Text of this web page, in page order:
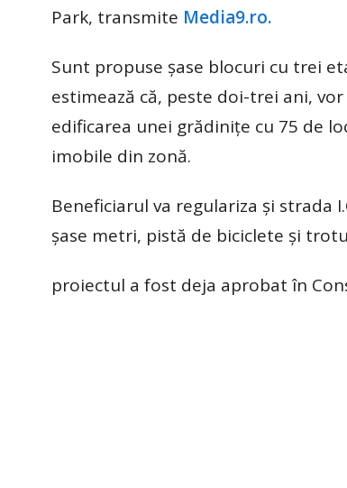
Park, transmite Media9.ro.
Sunt propuse șase blocuri cu trei
estimează că, peste doi-trei ani,
edificarea unei grădinițe cu 75 de
imobile din zonă.
Beneficiarul va regulariza și strada
șase metri, pistă de biciclete și
proiectul a fost deja aprobat în